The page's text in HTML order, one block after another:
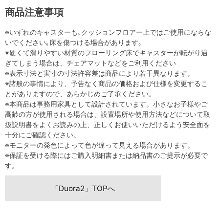
商品注意事項
※いずれのキャスターも､クッションフロアー上ではご使用にならな
いでください｡床を傷つける場合があります｡
※硬くて滑りやすい材質のフローリング床でキャスターが転がり過
ぎてしまう場合は、チェアマットなどをご利用ください
※表示寸法と実寸の寸法許容差は商品により若干異なります。
※諸般の事情により、予告なく商品の価格および仕様を変更するこ
とがありますので、あらかじめご了承ください。
※本商品は事務用家具として設計されています。小さなお子様やご
高齢の方が使用される場合は、設置場所や使用方法などについて取
扱説明書をよくお読みの上、正しくお使いいただけるよう安全面を
十分にご確認ください。
※モニターの発色によって色が違って見える場合があります。
※保証を受ける際にはご購入明細書または納品書のご提示が必要で
す。
「Duora2」TOPへ